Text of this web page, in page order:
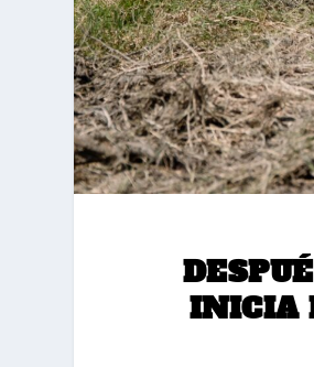
INICIA